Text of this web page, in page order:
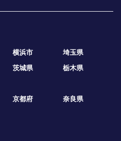
横浜市
埼玉県
茨城県 栃木県
京都府
奈良県